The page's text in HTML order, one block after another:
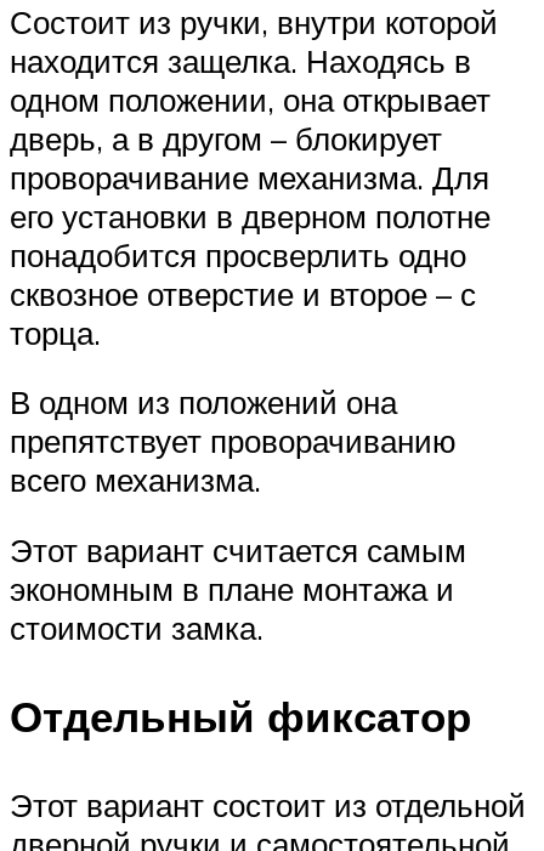
Состоит из ручки, внутри которой
находится защелка. Находясь в
одном положении, она открывает
дверь, а в другом – блокирует
проворачивание механизма. Для
его установки в дверном полотне
понадобится просверлить одно
сквозное отверстие и второе – с
торца.
В одном из положений она
препятствует проворачиванию
всего механизма.
Этот вариант считается самым
экономным в плане монтажа и
стоимости замка.
Отдельный фиксатор
Этот вариант состоит из отдельной